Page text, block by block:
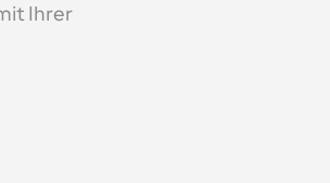
Ihrer